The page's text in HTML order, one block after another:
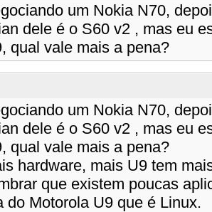
um Nokia N70,
dele é o S60 v2 , mas eu
qual vale mais a pena?
um Nokia N70,
dele é o S60 v2 , mas eu
qual vale mais a pena?
hardware, mais U9 tem
que existem poucas
do Motorola U9 que é Linux.